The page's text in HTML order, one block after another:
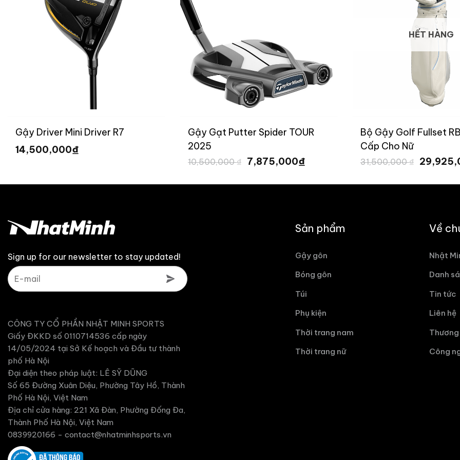
Gậy Driver Mini Driver R7
14,500,000₫
Gậy Gạt Putter Spider TOUR
2025
10,500,000₫ Giá
gốc
10,500,000 ₫.
7,875,000₫
là:
HẾT HÀNG
Bộ Gậy Golf Fullset
Cấp Cho Nữ
31,500,000₫ Giá
gốc
Sign up for our newsletter to stay updated!
CÔNG TY CỔ PHẦN NHẬT MINH SPORTS
Giấy ĐKKD số 0110714536 cấp ngày
14/05/2024 tại Sở Kế hoạch và Đầu tư thành
phố Hà Nội
Đại diện theo pháp luật: LÊ SỸ DŨNG
Số 65 Đường Xuân Diệu, Phường Tây Hồ, Thành
Phố Hà Nội, Việt Nam
Địa chỉ cửa hàng: 221 Xã Đàn, Phường Đống Đa,
Thành Phố Hà Nội, Việt Nam
0839920166 - contact@nhatminhsports.vn
Sản phẩm
Gậy gôn
Bóng gôn
Túi
Phụ kiện
Thời trang nam
Thời trang nữ
Về
Nhật
Danh
Tin tức
Liên hệ
Công